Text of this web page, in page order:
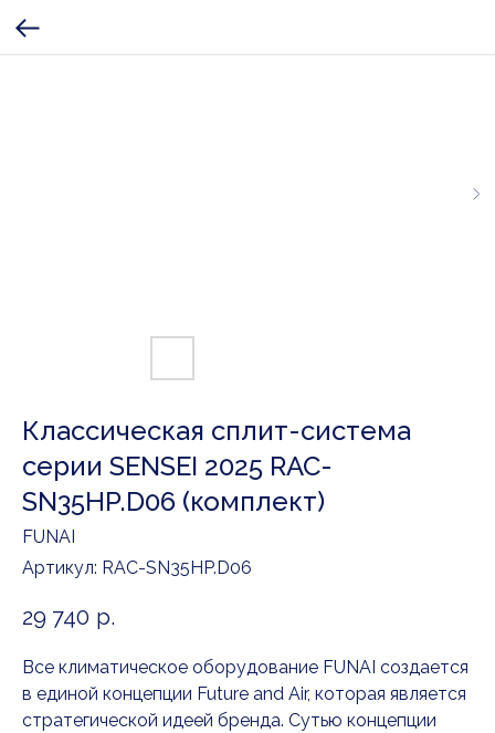
Классическая сплит-система
серии SENSEI 2025 RAC-
SN35HP.D06 (комплект)
FUNAI
Артикул: RAC-SN35HP.D06
29 740 р.
Все климатическое оборудование FUNAI создается
в единой концепции Future and Air, которая является
стратегической идеей бренда. Сутью концепции